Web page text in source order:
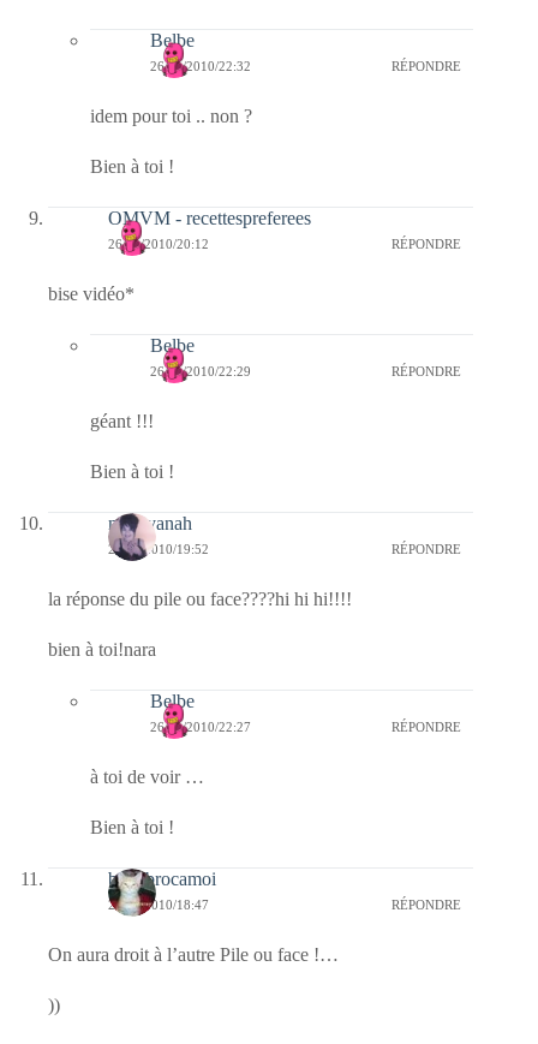
Belbe
26/11/2010/22:32 RÉPONDRE
idem pour toi .. non ?
Bien à toi !
OMVM - recettespreferees
26/11/2010/20:12 RÉPONDRE
bise vidéo*
Belbe
26/11/2010/22:29 RÉPONDRE
géant !!!
Bien à toi !
nara-yanah
26/11/2010/19:52 RÉPONDRE
la réponse du pile ou face????hi hi hi!!!!
bien à toi!nara
Belbe
26/11/2010/22:27 RÉPONDRE
à toi de voir …
Bien à toi !
bricabrocamoi
26/11/2010/18:47 RÉPONDRE
On aura droit à l’autre Pile ou face !…
))